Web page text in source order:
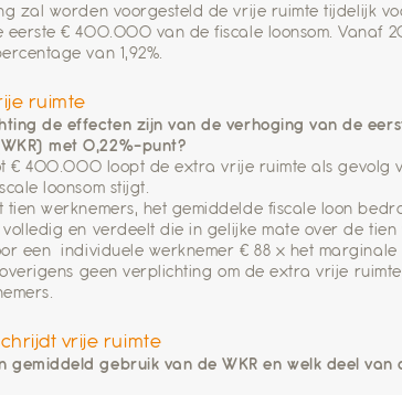
zal worden voorgesteld de vrije ruimte tijdelijk
eerste € 400.000 van de fiscale loonsom. Vanaf
van 1,92%.
ruimte
de effecten zijn van de verhoging van de
met 0,22%-punt?
€ 400.000 loopt de extra vrije ruimte als gevolg
loonsom stijgt.
tien werknemers, het gemiddelde fiscale loon
en verdeelt die in gelijke mate over de
een individuele werknemer € 88 x het
geen verplichting om de extra vrije
vrije ruimte
gemiddeld gebruik van de WKR en welk deel